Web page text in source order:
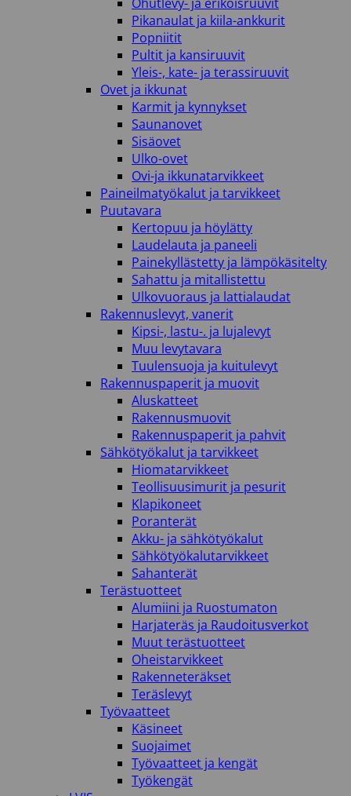
Pikanaulat ja kiila-ankkurit
Popniitit
Pultit ja kansiruuvit
Yleis-, kate- ja terassiruuvit
Ovet ja ikkunat
Karmit ja kynnykset
Saunanovet
Sisäovet
Ulko-ovet
Ovi-ja ikkunatarvikkeet
Paineilmatyökalut ja tarvikkeet
Puutavara
Kertopuu ja höylätty
Laudelauta ja paneeli
Painekyllästetty ja lämpökäsitelty
Sahattu ja mitallistettu
Ulkovuoraus ja lattialaudat
Rakennuslevyt, vanerit
Kipsi-, lastu-. ja lujalevyt
Muu levytavara
Tuulensuoja ja kuitulevyt
Rakennuspaperit ja muovit
Aluskatteet
Rakennusmuovit
Rakennuspaperit ja pahvit
Sähkötyökalut ja tarvikkeet
Hiomatarvikkeet
Teollisuusimurit ja pesurit
Klapikoneet
Poranterät
Akku- ja sähkötyökalut
Sähkötyökalutarvikkeet
Sahanterät
Terästuotteet
Alumiini ja Ruostumaton
Harjateräs ja Raudoitusverkot
Muut terästuotteet
Oheistarvikkeet
Rakenneteräkset
Teräslevyt
Työvaatteet
Käsineet
Suojaimet
Työvaatteet ja kengät
Työkengät